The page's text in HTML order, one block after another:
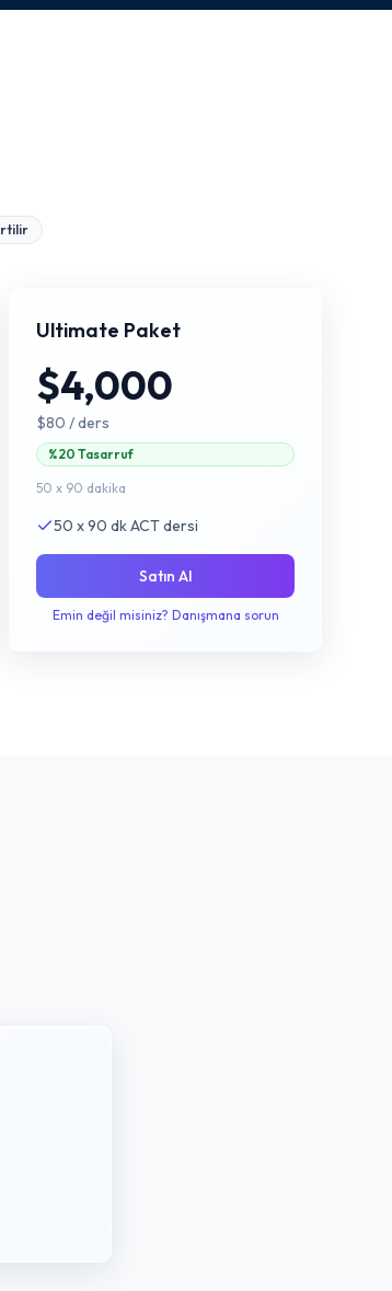
Ultimate Paket
$4,000
$80 / ders
%20 Tasarruf
50 x 90 dakika
50 x 90 dk ACT dersi
Satın Al
Emin değil misiniz? Danışmana sorun